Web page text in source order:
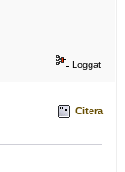
Loggat
Citera